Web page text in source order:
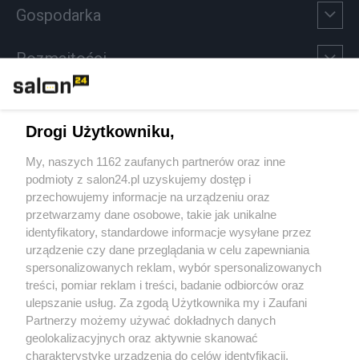
Gospodarka
Rozmaitości
Sport
Społeczeństwo
Kultura
X Facebook Instagram Youtube
Drogi Użytkowniku,
My, naszych 1162 zaufanych partnerów oraz inne
podmioty z salon24.pl uzyskujemy dostęp i
przechowujemy informacje na urządzeniu oraz
przetwarzamy dane osobowe, takie jak unikalne
identyfikatory, standardowe informacje wysyłane przez
urządzenie czy dane przeglądania w celu zapewniania
spersonalizowanych reklam, wybór spersonalizowanych
treści, pomiar reklam i treści, badanie odbiorców oraz
ulepszanie usług. Za zgodą Użytkownika my i Zaufani
Partnerzy możemy używać dokładnych danych
geolokalizacyjnych oraz aktywnie skanować
charakterystykę urządzenia do celów identyfikacji.